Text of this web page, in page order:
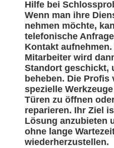
Hilfe bei
Wenn man ihre
nehmen möchte,
telefonische
Kontakt
Mitarbeiter wird
Standort geschickt,
beheben. Die Profis
spezielle
Türen zu öffnen
reparieren. Ihr Ziel
Lösung anzubieten
ohne lange
wiederherzustellen.